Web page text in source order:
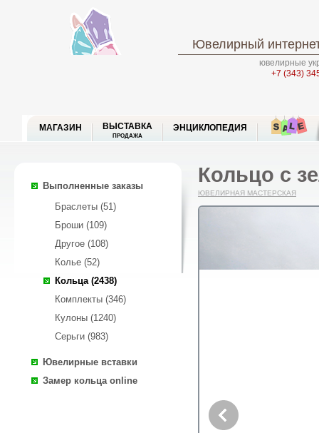
Ювелирный
ювелирные
+7 (343)
МАГАЗИН ВЫСТАВКА
ПРОДАЖА
ЭНЦИКЛОПЕДИЯ
Выполненные заказы
Браслеты (51)
Броши (109)
Другое (108)
Колье (52)
Кольца (2438)
Комплекты (346)
Кулоны (1240)
Серьги (983)
Ювелирные вставки
Замер кольца online
Кольцо с
ЮВЕЛИРНАЯ МАСТЕРСКАЯ